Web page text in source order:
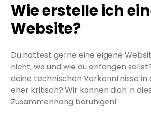
Wie erstelle ich
Website?
Du hättest gerne eine eigene
nicht, wo und wie du anfangen
deine technischen Vorkenntnisse in
eher kritisch? Wir können dich in
Zusammenhang beruhigen!